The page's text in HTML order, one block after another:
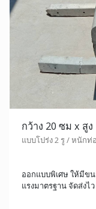
กว้าง 20 ซม x สู
แบบโปร่ง 2 รู / หนักท่
ออกแบบพิเศษ ให้มีขน
แรงมาตรฐาน จัดส่งไ